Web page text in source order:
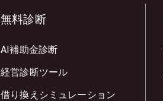
無料診断
AI補助金診断
経営診断ツール
借り換えシミュレーション